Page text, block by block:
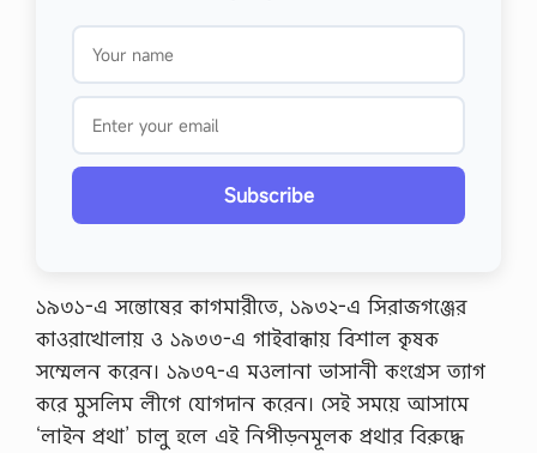
Subscribe
১৯৩১-এ সন্তোষের কাগমারীতে, ১৯৩২-এ সিরাজগঞ্জের
কাওরাখোলায় ও ১৯৩৩-এ গাইবান্ধায় বিশাল কৃষক
সম্মেলন করেন। ১৯৩৭-এ মওলানা ভাসানী কংগ্রেস ত্যাগ
করে মুসলিম লীগে যোগদান করেন। সেই সময়ে আসামে
‘লাইন প্রথা’ চালু হলে এই নিপীড়নমূলক প্রথার বিরুদ্ধে